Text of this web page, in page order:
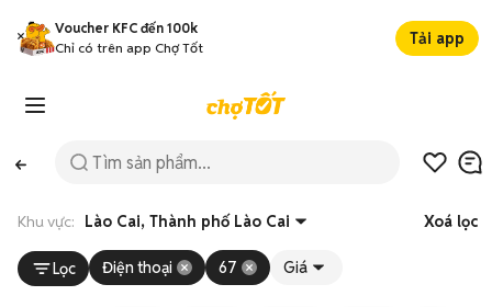
Voucher KFC đến 100k
Chỉ có trên app Chợ Tốt
Tải app
Khu vực: Lào Cai, Thành phố Lào Cai Xoá lọc
Lọc Điện thoại 67 Giá